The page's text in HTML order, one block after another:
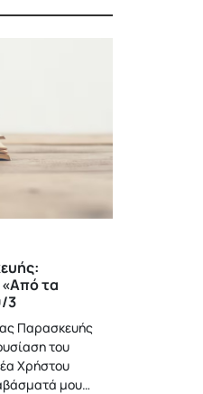
τα
3
Παρασκευής
του
Χρήστου
μου…